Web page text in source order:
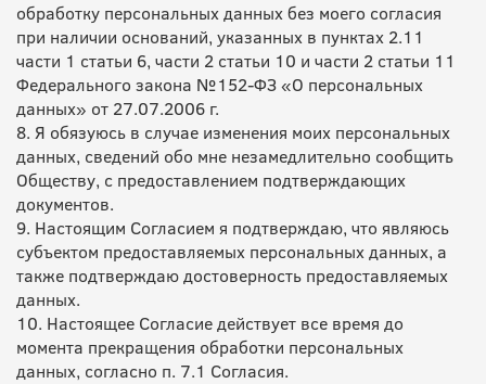
обработку персональных данных без моего согласия
при наличии оснований, указанных в пунктах 2.11
части 1 статьи 6, части 2 статьи 10 и части 2 статьи 11
Федерального закона №152-ФЗ «О персональных
данных» от 27.07.2006 г.
8. Я обязуюсь в случае изменения моих персональных
данных, сведений обо мне незамедлительно сообщить
Обществу, с предоставлением подтверждающих
документов.
9. Настоящим Согласием я подтверждаю, что являюсь
субъектом предоставляемых персональных данных, а
также подтверждаю достоверность предоставляемых
данных.
10. Настоящее Согласие действует все время до
момента прекращения обработки персональных
данных, согласно п. 7.1 Согласия.